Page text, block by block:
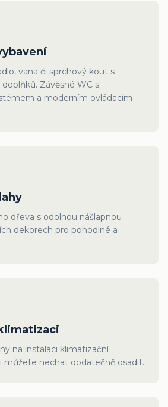
vana či sprchový kout s
Závěsné WC s
a moderním ovládacím
dřeva s odolnou nášlapnou
dekorech pro pohodlné a
na instalaci klimatizační
můžete nechat dodatečně osadit.